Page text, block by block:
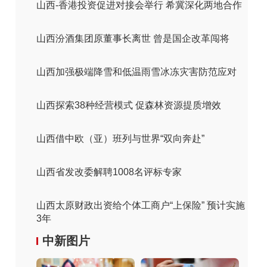
山西-香港投资促进对接会举行 希冀深化两地合作
山西汾酒集团原董事长离世 曾是国企改革闯将
山西加强极端降雪和低温雨雪冰冻灾害防范应对
山西探索38种经营模式 促森林资源提质增效
山西借中欧（亚）班列与世界“双向奔赴”
山西省发改委解聘1008名评标专家
山西太原财政出资给个体工商户“上保险” 预计实施
3年
中新图片